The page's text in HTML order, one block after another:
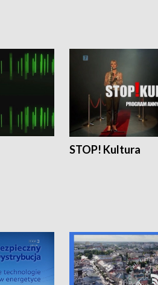
STOP! Kultura